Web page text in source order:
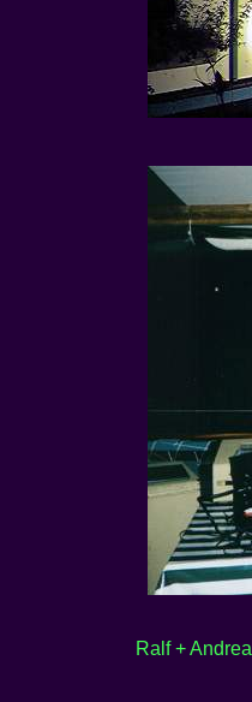
Ralf + Andrea